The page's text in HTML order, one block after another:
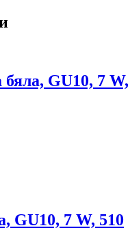
GU10, 7 W,
GU10, 7 W, 510